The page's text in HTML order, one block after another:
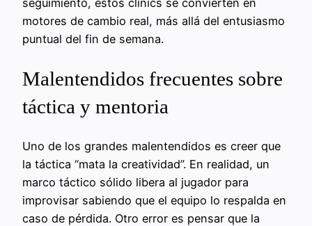
motores de cambio real, más allá del entusiasmo
puntual del fin de semana.
Malentendidos frecuentes sobre
táctica y mentoria
Uno de los grandes malentendidos es creer que
la táctica “mata la creatividad”. En realidad, un
marco táctico sólido libera al jugador para
improvisar sabiendo que el equipo lo respalda en
caso de pérdida. Otro error es pensar que la